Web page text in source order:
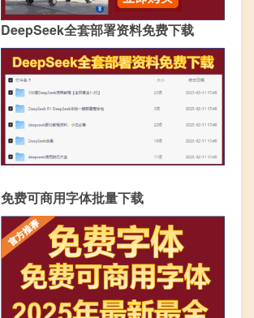
DeepSeek全套部署资料免费下载
免费可商用字体批量下载